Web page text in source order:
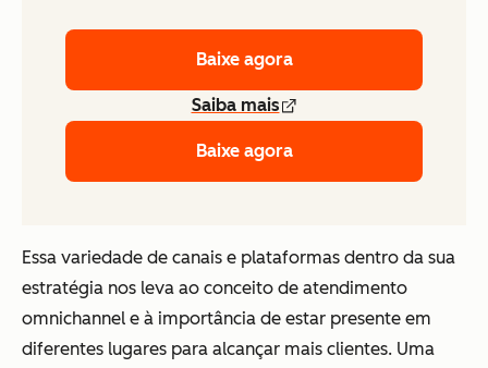
Baixe agora
Saiba mais
Baixe agora
Essa variedade de canais e plataformas dentro da sua
estratégia nos leva ao conceito de atendimento
omnichannel e à importância de estar presente em
diferentes lugares para alcançar mais clientes. Uma